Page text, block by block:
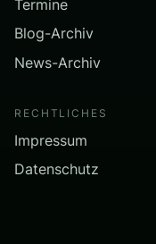
Termine
Blog-Archiv
News-Archiv
RECHTLICHES
Impressum
Datenschutz